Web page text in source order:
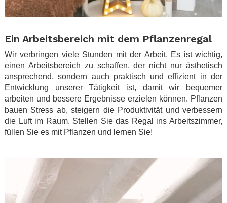
Ein Arbeitsbereich mit dem Pflanzenregal
Wir verbringen viele Stunden mit der Arbeit. Es ist wichtig,
einen Arbeitsbereich zu schaffen, der nicht nur ästhetisch
ansprechend, sondern auch praktisch und effizient in der
Entwicklung unserer Tätigkeit ist, damit wir bequemer
arbeiten und bessere Ergebnisse erzielen können. Pflanzen
bauen Stress ab, steigern die Produktivität und verbessern
die Luft im Raum. Stellen Sie das Regal ins Arbeitszimmer,
füllen Sie es mit Pflanzen und lernen Sie!